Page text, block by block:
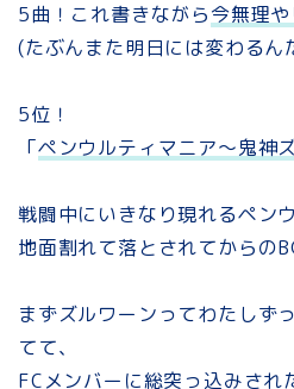
5曲！これ書きながら今無理や
(たぶんまた明日には変わる
5位！
「ペンウルティマニア～鬼神
戦闘中にいきなり現れるペン
地面割れて落とされてからの
まずズルワーンってわたしず
てて、
FCメンバーに総突っ込みされ